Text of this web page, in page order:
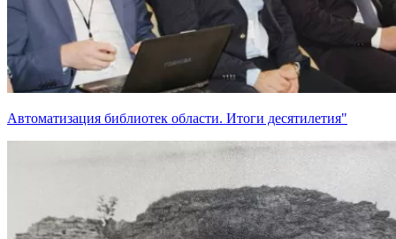
Автоматизация библиотек области. Итоги десятилетия"